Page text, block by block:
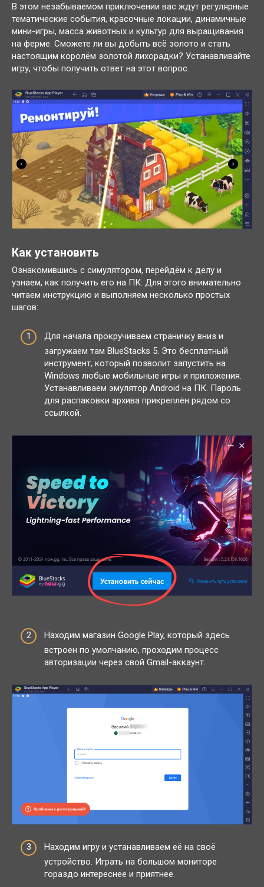
В этом незабываемом приключении вас ждут регулярные
тематические события, красочные локации, динамичные
мини-игры, масса животных и культур для выращивания
на ферме. Сможете ли вы добыть всё золото и стать
настоящим королём золотой лихорадки? Устанавливайте
игру, чтобы получить ответ на этот вопрос.
Как установить
Ознакомившись с симулятором, перейдём к делу и
узнаем, как получить его на ПК. Для этого внимательно
читаем инструкцию и выполняем несколько простых
шагов:
Для начала прокручиваем страничку вниз и
загружаем там BlueStacks 5. Это бесплатный
инструмент, который позволит запустить на
Windows любые мобильные игры и приложения.
Устанавливаем эмулятор Android на ПК. Пароль
для распаковки архива прикреплён рядом со
ссылкой.
Находим магазин Google Play, который здесь
встроен по умолчанию, проходим процесс
авторизации через свой Gmail-аккаунт.
Находим игру и устанавливаем её на своё
устройство. Играть на большом мониторе
гораздо интереснее и приятнее.